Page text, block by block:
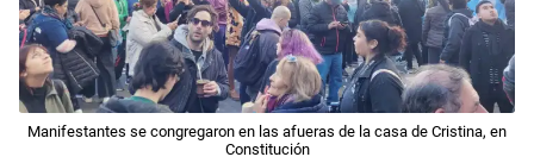
Manifestantes se congregaron en las afueras de la casa de Cristina, en
Constitución